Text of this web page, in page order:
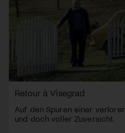
Retour à Visegrad
Auf den Spuren einer
und doch voller Zuversicht.